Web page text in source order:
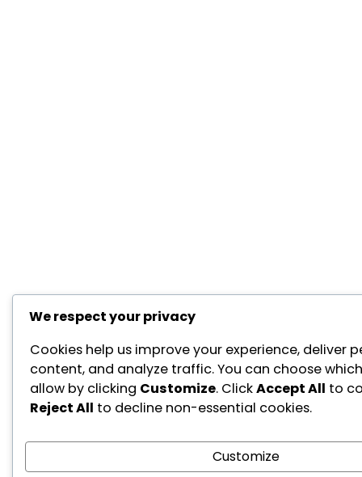
We respect your privacy
Cookies help us improve your experience, deliver
content, and analyze traffic. You can choose
allow by clicking Customize. ClickAccept All to
Reject All to decline non-essential cookies.
Customize